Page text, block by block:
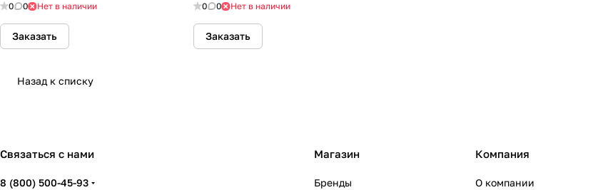
0 0 Нет в наличии
Заказать
0 0 Нет в наличии
Заказать
Назад к списку
Связаться с нами
8 (800) 500-45-93
Магазин
Бренды
Компания
О компании